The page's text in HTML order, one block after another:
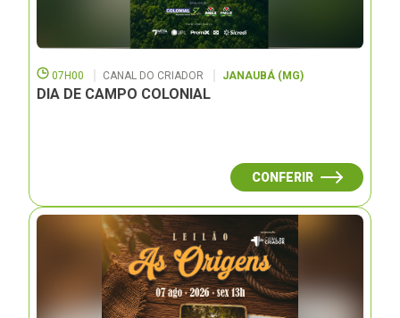
07H00 CANAL DO CRIADOR JANAUBÁ (MG)
DIA DE CAMPO COLONIAL
CONFERIR